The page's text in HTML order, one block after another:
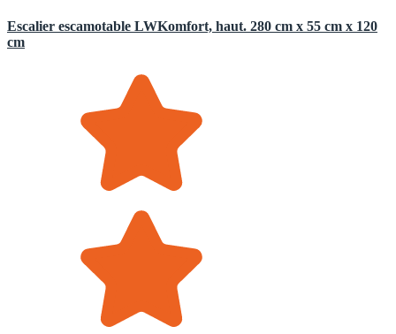
Escalier escamotable LWKomfort, haut. 280 cm x 55 cm x 120
cm